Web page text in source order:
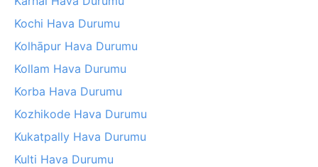
Kochi Hava Durumu
Kolhāpur Hava Durumu
Kollam Hava Durumu
Korba Hava Durumu
Kozhikode Hava Durumu
Kukatpally Hava Durumu
Kulti Hava Durumu